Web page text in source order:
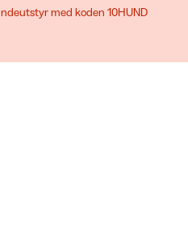
med koden 10HUND